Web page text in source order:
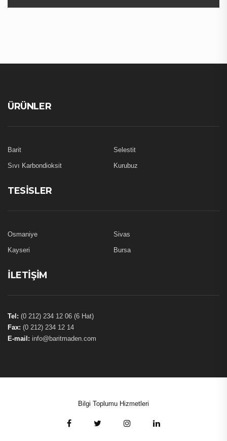
ÜRÜNLER
Barit Selestit
Sıvı Karbondioksit Kurubuz
TESISLER
Osmaniye Sivas
Kayseri Bursa
İLETIŞIM
Tel: (0 212) 234 12 06 (6 Hat)
Fax: (0 212) 234 12 14
E-mail: info@baritmaden.com
Bilgi Toplumu Hizmetleri